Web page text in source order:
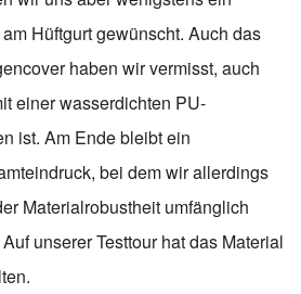
Hüftgurt gewünscht. Auch das
haben wir vermisst, auch
einer wasserdichten PU-
ist. Am Ende bleibt ein
bei dem wir allerdings
Materialrobustheit umfänglich
unserer Testtour hat das Material